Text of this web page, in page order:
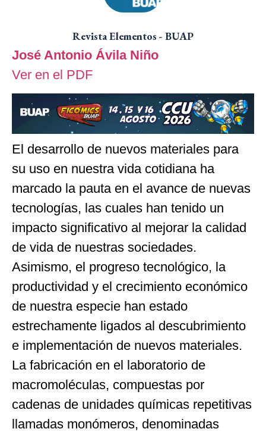
Revista Elementos - BUAP
José Antonio Ávila Niño
Ver en el PDF
El desarrollo de nuevos materiales para
su uso en nuestra vida cotidiana ha
marcado la pauta en el avance de nuevas
tecnologías, las cuales han tenido un
impacto significativo al mejorar la calidad
de vida de nuestras sociedades.
Asimismo, el progreso tecnológico, la
productividad y el crecimiento económico
de nuestra especie han estado
estrechamente ligados al descubrimiento
e implementación de nuevos materiales.
La fabricación en el laboratorio de
macromoléculas, compuestas por
cadenas de unidades químicas repetitivas
llamadas monómeros, denominadas